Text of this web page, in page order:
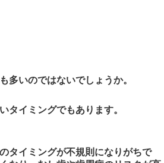
多いのではないでしょうか。
タイミングでもあります。
タイミングが不規則になりがちで